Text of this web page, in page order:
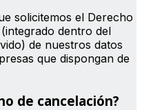
solicitemos el Derecho
dentro del
de nuestros datos
que dispongan de
de cancelación?